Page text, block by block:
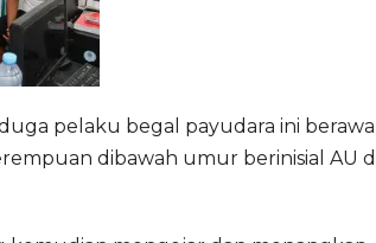
pelaku begal payudara ini berawal
dibawah umur berinisial AU